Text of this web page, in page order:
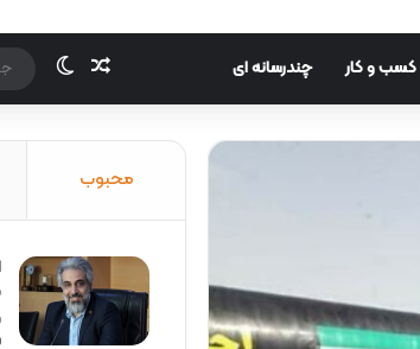
کسب و کار چندرسانه ای مقاله
محبوب